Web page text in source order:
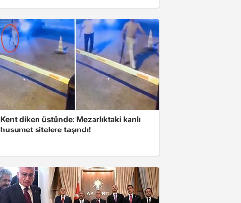
Kent diken üstünde: Mezarlıktaki kanlı
husumet sitelere taşındı!